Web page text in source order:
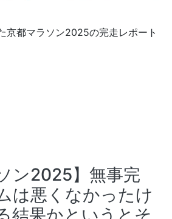
京都マラソン2025の完走レポート
ン2025】無事完
は悪くなかったけ
結果かというとそ